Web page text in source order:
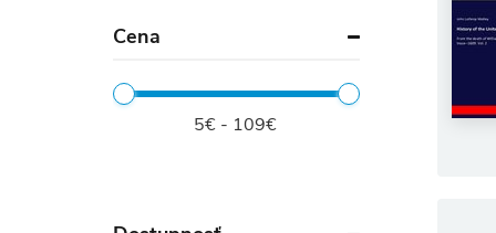
Cena
5€ - 109€